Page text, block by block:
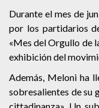
Durante el mes de
por los partidarios
«Mes del Orgullo de
exhibición del
Además, Meloni ha
sobresalientes de su